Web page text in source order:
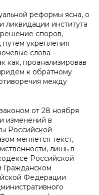
реформы ясна, о
ликвидации института
споров,
путем укрепления
слова —
как, проанализировав
к обратному
между
от 28 ноября
изменений в
Российской
меняется текст,
лишь в
Российской
Федерации